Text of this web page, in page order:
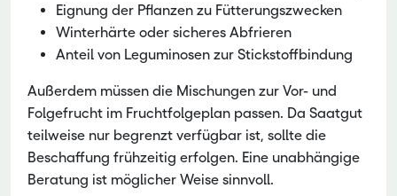
Eignung der Pflanzen zu Fütterungszwecken
Winterhärte oder sicheres Abfrieren
Anteil von Leguminosen zur Stickstoffbindung
Außerdem müssen die Mischungen zur Vor- und
Folgefrucht im Fruchtfolgeplan passen. Da Saatgut
teilweise nur begrenzt verfügbar ist, sollte die
Beschaffung frühzeitig erfolgen. Eine unabhängige
Beratung ist möglicher Weise sinnvoll.